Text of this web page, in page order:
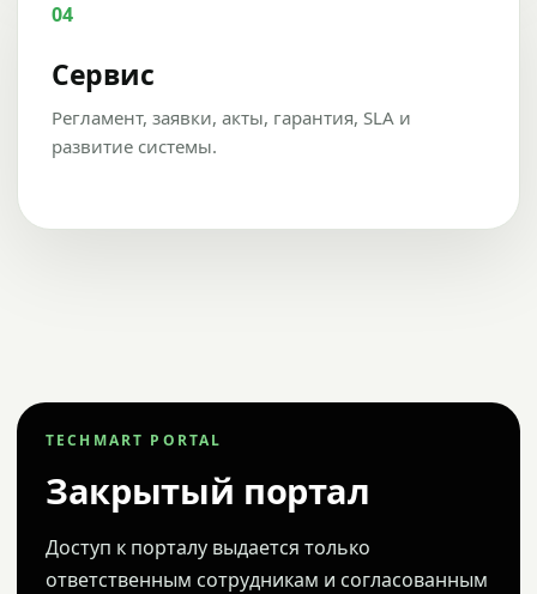
04
Сервис
Регламент, заявки, акты, гарантия, SLA и
развитие системы.
TECHMART PORTAL
Закрытый портал
Доступ к порталу выдается только
ответственным сотрудникам и согласованным